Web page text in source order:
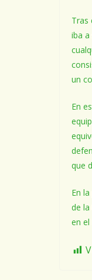
Tras
iba
un
En
que
En
de
en el